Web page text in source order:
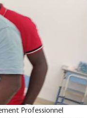
Professionnel